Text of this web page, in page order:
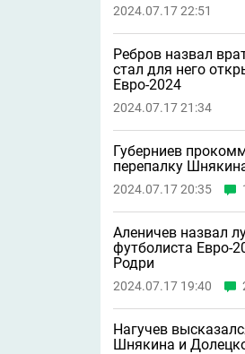
2024.07.17 22:51
Ребров назвал
стал для него
Евро-2024
2024.07.17 21:34
Губерниев
перепалку
2024.07.17 20:35
Аленичев назвал
футболиста Евро-
Родри
2024.07.17 19:40
Нагучев
Шнякина и